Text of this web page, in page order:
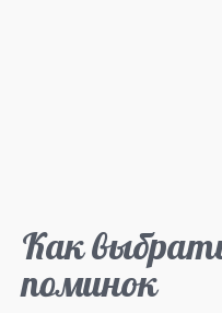
Как
поминок